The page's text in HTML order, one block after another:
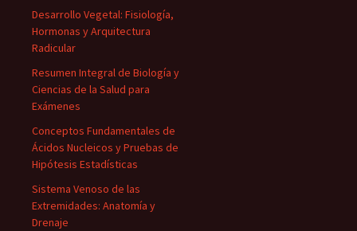
Desarrollo Vegetal: Fisiología,
Hormonas y Arquitectura
Radicular
Resumen Integral de Biología y
Ciencias de la Salud para
Exámenes
Conceptos Fundamentales de
Ácidos Nucleicos y Pruebas de
Hipótesis Estadísticas
Sistema Venoso de las
Extremidades: Anatomía y
Drenaje